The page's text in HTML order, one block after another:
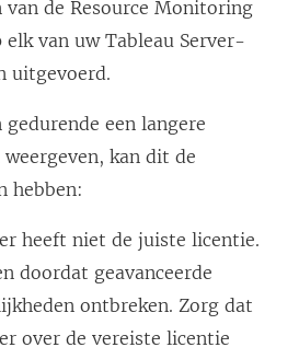
van de Resource Monitoring
van uw Tableau Server-
uitgevoerd.
een langere
kan dit de
hebben:
heeft niet de juiste licentie.
doordat geavanceerde
ontbreken. Zorg dat
over de vereiste licentie